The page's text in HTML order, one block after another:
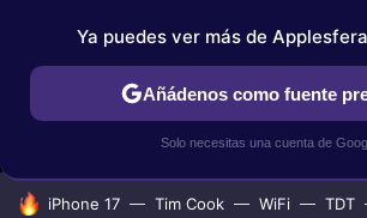
MENÚ
TUTORIALES APPLESFERA
HOY SE HABLA DE
iPhone 17 Tim Cook WiFi TDT
Ya puedes ver más de
Añádenos como fuente
Solo necesitas una cuenta de